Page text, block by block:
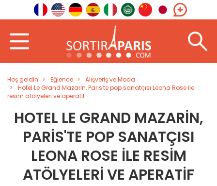
Hoş geldin Eğlence
Alışveriş ve Moda
Hotel Le Grand Mazarin, Paris'te pop sanatçısı Leona Rose ile
resim atölyeleri ve aperatif
HOTEL LE GRAND MAZARIN,
PARIS'TE POP SANATÇISI
LEONA ROSE ILE RESIM
ATÖLYELERI VE APERATIF